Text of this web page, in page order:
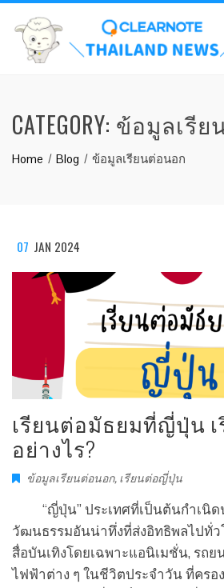
CATEGORY: ข้อมูลเรีย
Home Blog ข้อมูลเรียนต่อนอก
07 JAN 2024
เรียนต่อมัธยมที่ญี่ปุ่น
อย่างไร?
ข้อมูลเรียนต่อนอก, เรียนต่อญี่ปุ่น
“ญี่ปุ่น” ประเทศที่เป็นต้นกำเนิด
วัฒนธรรมอันน่าทึ่งที่ส่งอิทธิพลไปทั่ว
สื่อบันเทิงโดยเฉพาะแอนิเมชั่น, รถย
ไฟฟ้าต่าง ๆ ในชีวิตประจำวัน ที่คร